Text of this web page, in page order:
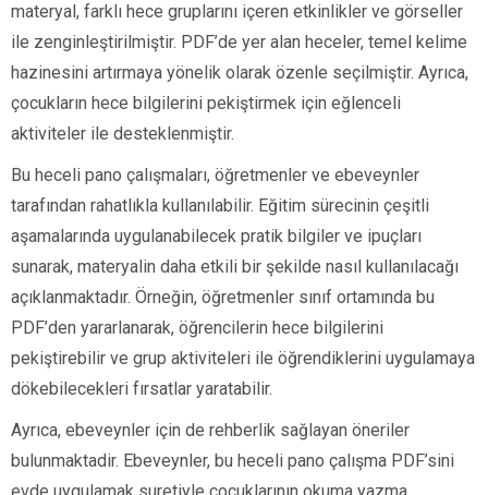
materyal, farklı hece gruplarını içeren etkinlikler ve görseller
ile zenginleştirilmiştir. PDF’de yer alan heceler, temel kelime
hazinesini artırmaya yönelik olarak özenle seçilmiştir. Ayrıca,
çocukların hece bilgilerini pekiştirmek için eğlenceli
aktiviteler ile desteklenmiştir.
Bu heceli pano çalışmaları, öğretmenler ve ebeveynler
tarafından rahatlıkla kullanılabilir. Eğitim sürecinin çeşitli
aşamalarında uygulanabilecek pratik bilgiler ve ipuçları
sunarak, materyalin daha etkili bir şekilde nasıl kullanılacağı
açıklanmaktadır. Örneğin, öğretmenler sınıf ortamında bu
PDF’den yararlanarak, öğrencilerin hece bilgilerini
pekiştirebilir ve grup aktiviteleri ile öğrendiklerini uygulamaya
dökebilecekleri fırsatlar yaratabilir.
Ayrıca, ebeveynler için de rehberlik sağlayan öneriler
bulunmaktadir. Ebeveynler, bu heceli pano çalışma PDF’sini